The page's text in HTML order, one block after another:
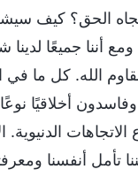
الحق؟ كيف
ومع أننا جميعًا
الله. كل ما في
أخلاقيًا
الدنيوية.
أنفسنا